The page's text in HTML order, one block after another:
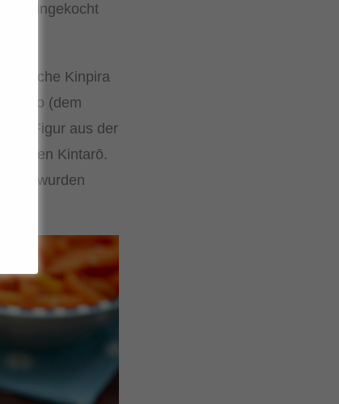
eingekocht
Kinpira
Edo (dem
Figur aus der
Kintarō.
wurden